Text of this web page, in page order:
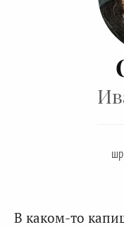
В каком-то